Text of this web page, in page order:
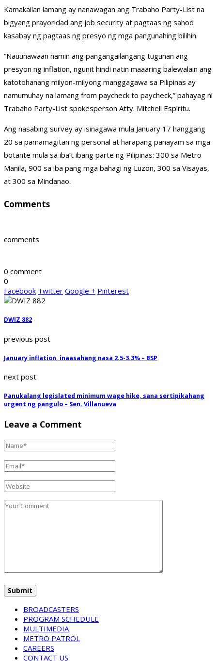
Kamakailan lamang ay nanawagan ang Trabaho Party-List na
bigyang prayoridad ang job security at pagtaas ng sahod
kasabay ng pagtaas ng presyo ng mga pangunahing bilihin.
“Nauunawaan namin ang pangangailangang tugunan ang
presyon ng inflation, ngunit hindi natin maaaring balewalain ang
katotohanang milyon-milyong manggagawa sa Pilipinas ay
namumuhay na lamang from paycheck to paycheck,” pahayag ni
Trabaho Party-List spokesperson Atty. Mitchell Espiritu.
Ang nasabing survey ay isinagawa mula January 17 hanggang
20 sa pamamagitan ng personal at harapang panayam sa mga
botante mula sa iba’t ibang parte ng Pilipinas: 300 sa Metro
Manila, 900 sa iba pang mga bahagi ng Luzon, 300 sa Visayas,
at 300 sa Mindanao.
Comments
comments
0 comment
0
Facebook Twitter Google + Pinterest
DWIZ 882
previous post
January inflation, inaasahang nasa 2.5-3.3% – BSP
next post
Panukalang legislated minimum wage hike, sana sertipikahang
urgent ng pangulo – Sen. Villanueva
Leave a Comment
BROADCASTERS
PROGRAM SCHEDULE
MULTIMEDIA
METRO PATROL
CAREERS
CONTACT US